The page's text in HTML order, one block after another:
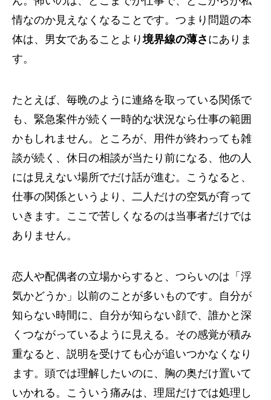
情なのか見えなくなることです。つまり問題の本
体は、男女であることより境界線の薄さ にありま
す。
たとえば、毎晩のように連絡を取っている関係で
も、緊急案件が続く一時的な状況なら仕事の範囲
かもしれません。ところが、用件が終わっても雑
談が続く、休日の相談が当たり前になる、他の人
には見えない場所でだけ話が進む。こうなると、
仕事の関係というより、二人だけの空気が育って
いきます。ここで苦しくなるのは当事者だけでは
ありません。
恋人や配偶者の立場からすると、つらいのは「浮
気かどうか」以前のことが多いものです。自分が
知らない時間に、自分が知らない顔で、誰かと深
くつながっているように見える。その感覚が積み
重なると、説明を受けても心が追いつかなくなり
ます。頭では理解したいのに、胸の奥だけ置いて
いかれる。こういう痛みは、理屈だけでは処理し